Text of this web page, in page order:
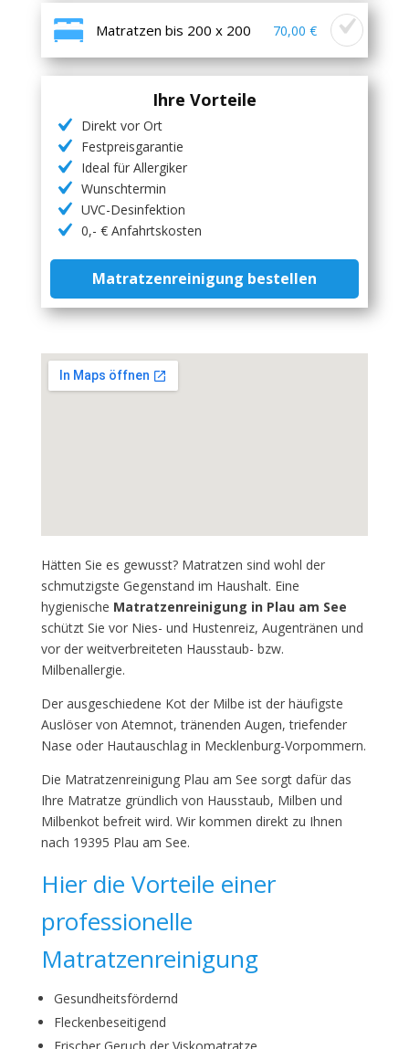
Matratzen bis 200 x 200 70,00 €
Ihre Vorteile
Direkt vor Ort
Festpreisgarantie
Ideal für Allergiker
Wunschtermin
UVC-Desinfektion
0,- € Anfahrtskosten
Matratzenreinigung bestellen
Hätten Sie es gewusst? Matratzen sind wohl der
schmutzigste Gegenstand im Haushalt. Eine
hygienische Matratzenreinigung in Plau am See
schützt Sie vor Nies- und Hustenreiz, Augentränen und
vor der weitverbreiteten Hausstaub- bzw.
Milbenallergie.
Der ausgeschiedene Kot der Milbe ist der häufigste
Auslöser von Atemnot, tränenden Augen, triefender
Nase oder Hautauschlag in Mecklenburg-Vorpommern.
Die Matratzenreinigung Plau am See sorgt dafür das
Ihre Matratze gründlich von Hausstaub, Milben und
Milbenkot befreit wird. Wir kommen direkt zu Ihnen
nach 19395 Plau am See.
Hier die Vorteile einer
professionelle
Matratzenreinigung
Gesundheitsfördernd
Fleckenbeseitigend